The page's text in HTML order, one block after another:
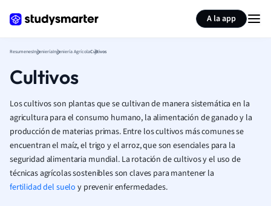
A la app
ResumenesIngenieríaIngeniería AgrícolaCultivos
Cultivos
Los cultivos son plantas que se cultivan de manera sistemática en la
agricultura para el consumo humano, la alimentación de ganado y la
producción de materias primas. Entre los cultivos más comunes se
encuentran el maíz, el trigo y el arroz, que son esenciales para la
seguridad alimentaria mundial. La rotación de cultivos y el uso de
técnicas agrícolas sostenibles son claves para mantener la
fertilidad del suelo y prevenir enfermedades.
Resumir página